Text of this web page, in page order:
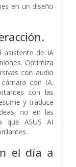
en un diseño
asistente de IA
Optimiza
con audio
con IA.
con las
y traduce
no en las
que ASUS AI
el día a